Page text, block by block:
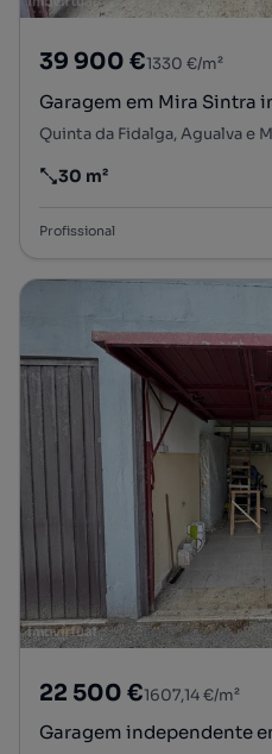
39 900 €1330 €/m²
Garagem em Mira Sintra
Quinta da Fidalga, Agualva e
Preço por metro quadrado
30 m²
Profissional
22 500 €1607,14 €/m²
Garagem independente